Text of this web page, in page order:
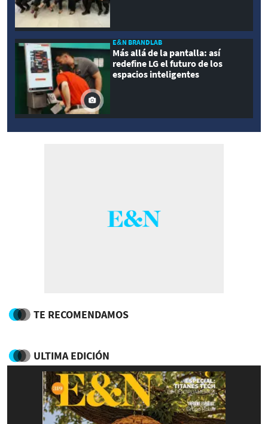
E&N BRANDLAB
Más allá de la pantalla: así
redefine LG el futuro de los
espacios inteligentes
TE RECOMENDAMOS
ULTIMA EDICIÓN